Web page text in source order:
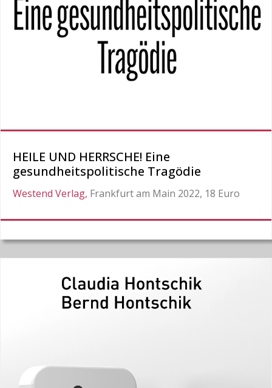
HEILE UND HERRSCHE! Eine
gesundheitspolitische Tragödie
Westend Verlag, Frankfurt am Main 2022, 18 Euro